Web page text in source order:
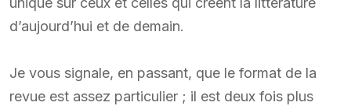
d’aujourd’hui et de demain.
Je vous signale, en passant, que le format de la
revue est assez particulier ; il est deux fois plus